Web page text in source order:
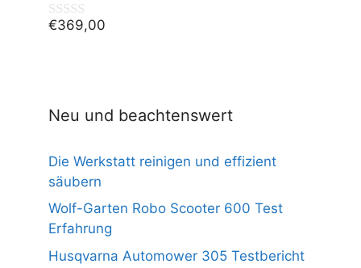
0
€369,00
Neu und beachtenswert
Die Werkstatt reinigen und effizient
säubern
Wolf-Garten Robo Scooter 600 Test
Erfahrung
Husqvarna Automower 305 Testbericht